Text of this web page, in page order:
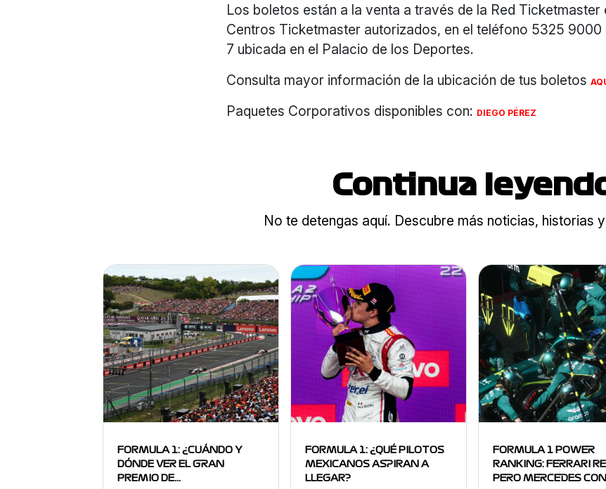
Los boletos están a la venta a través de la Red Ticketmaster
Centros Ticketmaster autorizados, en el teléfono 5325 9000
7 ubicada en el Palacio de los Deportes.
Consulta mayor información de la ubicación de tus boletos
Paquetes Corporativos disponibles con: DIEGO PÉREZ
Continua
No te detengas aquí. Descubre más noticias, historias
FORMULA 1: ¿CUÁNDO Y
DÓNDE VER EL GRAN
PREMIO DE…
FORMULA 1: ¿QUÉ PILOTOS
MEXICANOS ASPIRAN A
LLEGAR?
FORMULA 1 POWER
RANKING: FERRARI
PERO MERCEDES